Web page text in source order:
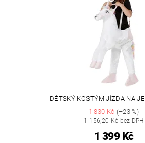
DĚTSKÝ KOSTÝM JÍZDA NA
1 830 Kč(–23 %)
1 156,20 Kč bez DPH
1 399 Kč